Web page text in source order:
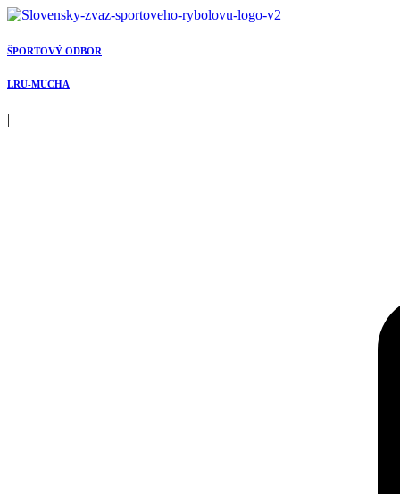
Preskočiť
obsah
ŠPORTOVÝ ODBOR
LRU-MUCHA
|